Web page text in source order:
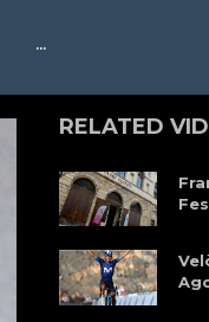
···
RELATED